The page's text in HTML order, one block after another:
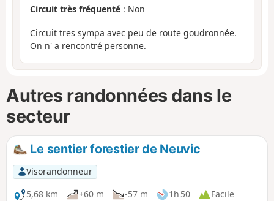
Circuit très fréquenté : Non
Circuit tres sympa avec peu de route goudronnée.
On n' a rencontré personne.
Autres randonnées dans le
secteur
Le sentier forestier de Neuvic
Visorandonneur
5,68 km
+60 m -57 m 1h 50
Facile